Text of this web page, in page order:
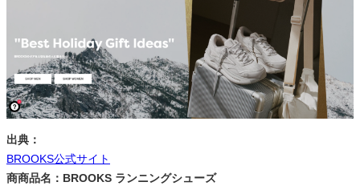
出典：
BROOKS公式サイト
商商品名：BROOKS ランニングシューズ